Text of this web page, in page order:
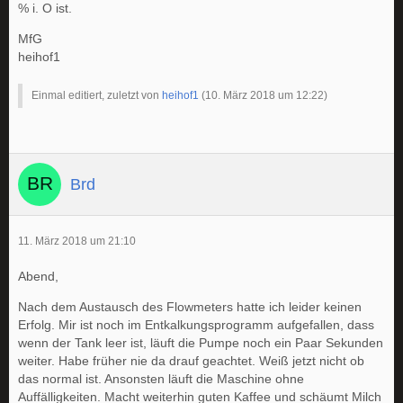
% i. O ist.
MfG
heihof1
Einmal editiert, zuletzt von heihof1 (10. März 2018 um 12:22)
Brd
11. März 2018 um 21:10
Abend,
Nach dem Austausch des Flowmeters hatte ich leider keinen
Erfolg. Mir ist noch im Entkalkungsprogramm aufgefallen, dass
wenn der Tank leer ist, läuft die Pumpe noch ein Paar Sekunden
weiter. Habe früher nie da drauf geachtet. Weiß jetzt nicht ob
das normal ist. Ansonsten läuft die Maschine ohne
Auffälligkeiten. Macht weiterhin guten Kaffee und schäumt Milch